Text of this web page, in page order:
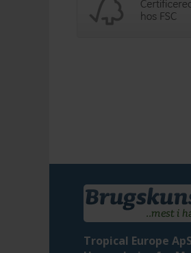
Tropical Europe